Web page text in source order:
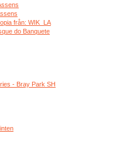
från: WIK_LA
do Banquete
- Bray Park SH